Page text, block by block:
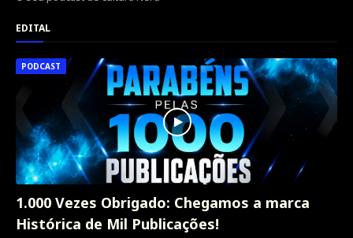
EDITAL
PODCAST
1.000 Vezes Obrigado: Chegamos a marca
Histórica de Mil Publicações!